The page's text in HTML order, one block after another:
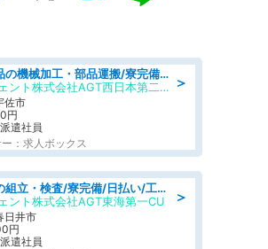
＞
自動車製品の機械加工・部品運搬/寮完備/日払い/工場・製造
UTエージェント株式会社AGT西日本第二CU
佐市
円
遣社員
：求人ボックス
＞
電子部品の組立・検査/寮完備/日払い/工場・製造
ント株式会社AGT東海第一CU
日井市
円
遣社員